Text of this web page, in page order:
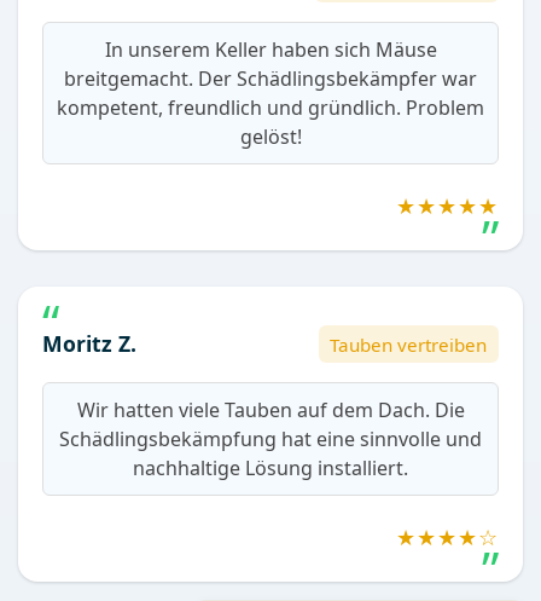
In unserem Keller haben sich Mäuse
breitgemacht. Der Schädlingsbekämpfer war
kompetent, freundlich und gründlich. Problem
gelöst!
★★★★★
Moritz Z. Tauben vertreiben
Wir hatten viele Tauben auf dem Dach. Die
Schädlingsbekämpfung hat eine sinnvolle und
nachhaltige Lösung installiert.
★★★★☆